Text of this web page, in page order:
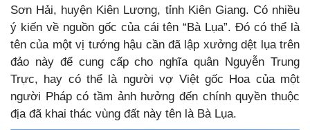
Sơn Hải, huyện Kiên Lương, tỉnh Kiên Giang. Có nhiều
ý kiến về nguồn gốc của cái tên “Bà Lụa”. Đó có thể là
tên của một vị tướng hậu cần đã lập xưởng dệt lụa trên
đảo này để cung cấp cho nghĩa quân Nguyễn Trung
Trực, hay có thể là người vợ Việt gốc Hoa của một
người Pháp có tầm ảnh hưởng đến chính quyền thuộc
địa đã khai thác vùng đất này tên là Bà Lụa.